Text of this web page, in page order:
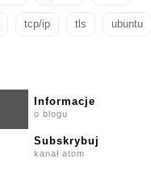
tcp/ip tls ubuntu
Informacje
o blogu
Subskrybuj
kanał atom